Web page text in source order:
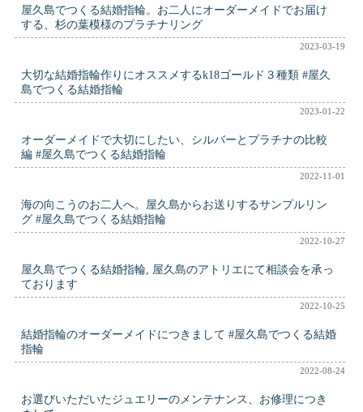
屋久島でつくる結婚指輪。お二人にオーダーメイドでお届け
する、杉の葉模様のプラチナリング
2023-03-19
大切な結婚指輪作りにオススメするk18ゴールド３種類 #屋久
島でつくる結婚指輪
2023-01-22
オーダーメイドで大切にしたい、シルバーとプラチナの比較
編 #屋久島でつくる結婚指輪
2022-11-01
海の向こうのお二人へ。屋久島からお送りするサンプルリン
グ #屋久島でつくる結婚指輪
2022-10-27
屋久島でつくる結婚指輪, 屋久島のアトリエにて相談会を承っ
ております
2022-10-25
結婚指輪のオーダーメイドにつきまして #屋久島でつくる結婚
指輪
2022-08-24
お選びいただいたジュエリーのメンテナンス、お修理につき